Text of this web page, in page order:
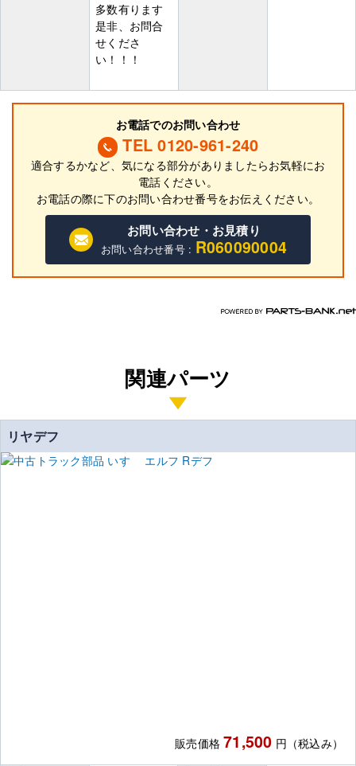
多数有ります
是非、お問合
せくださ
い！！！
お電話でのお問い合わせ
TEL 0120-961-240
適合するかなど、気になる部分がありましたらお気軽にお
電話ください。
お電話の際に下のお問い合わせ番号をお伝えください。
お問い合わせ・お見積り
お問い合わせ番号 : R060090004
関連パーツ
リヤデフ
販売価格 71,500 円（税込み）